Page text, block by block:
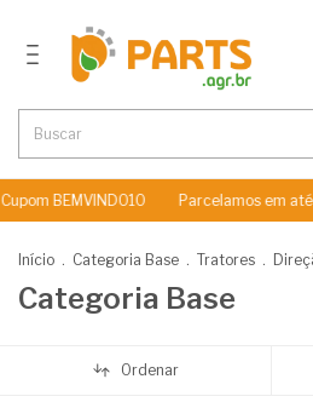
Parcelamos em até 3x
Início . Categoria Base . Tratores .
Categoria Base
Ordenar